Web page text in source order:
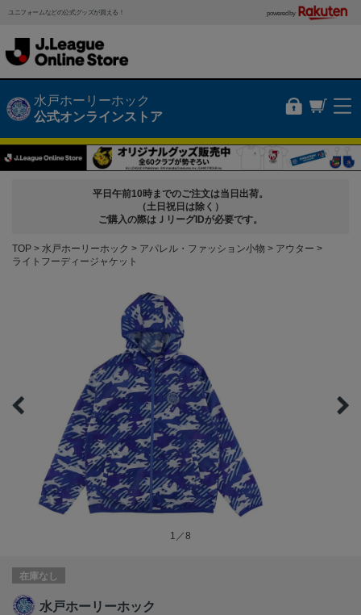
ユニフォームなどの公式グッズが買える！ powered by
水戸ホーリーホック
公式オンラインストア
平日午前10時までのご注文は当日出荷。
（土日祝日は除く）
ご購入の際はＪリーグIDが必要です。
TOP 水戸ホーリーホック アパレル・ファッション小物
アウター
ライトフーディージャケット
1／8
在庫なし
水戸ホーリーホック